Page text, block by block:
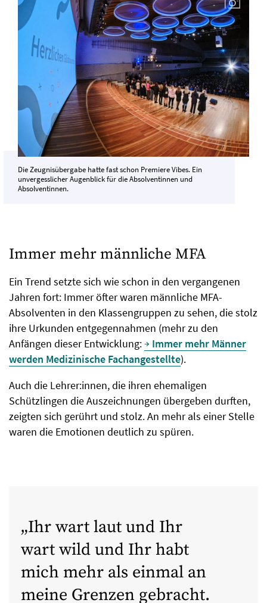
Die Zeugnisübergabe hatte fast schon Premiere Vibes. Ein
unvergesslicher Augenblick für die Absolventinnen und
Absolventinnen.
Immer mehr männliche MFA
Ein Trend setzte sich wie schon in den vergangenen
Jahren fort: Immer öfter waren männliche MFA-
Absolventen in den Klassengruppen zu sehen, die stolz
ihre Urkunden entgegennahmen (mehr zu den
Anfängen dieser Entwicklung:
Immer mehr Männer
werden Medizinische Fachangestellte).
Auch die Lehrer:innen, die ihren ehemaligen
Schützlingen die Auszeichnungen übergeben durften,
zeigten sich gerührt und stolz. An mehr als einer Stelle
waren die Emotionen deutlich zu spüren.
Ihr wart laut und Ihr
wart wild und Ihr habt
mich mehr als einmal an
meine Grenzen gebracht.